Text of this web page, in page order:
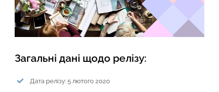
Загальні дані щодо релізу:
Дата релізу: 5 лютого 2020